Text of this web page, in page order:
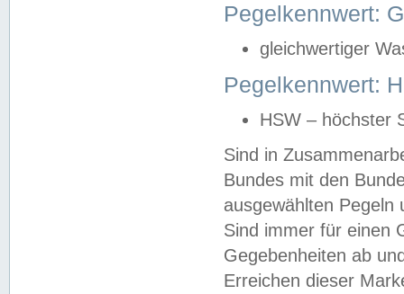
Pegelkennwert:
gleichwertiger
Pegelkennwert:
HSW – höchster
Sind in
Bundes mit den
ausgewählten
Sind immer für einen
Gegebenheiten ab
Erreichen dieser